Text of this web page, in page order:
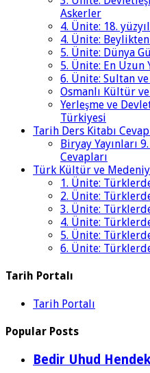
Askerler
4. Ünite: 18.
4. Ünite:
5. Ünite: Dünya
5. Ünite: En Uzun
6. Ünite: Sultan
Osmanlı Kültür ve
Yerleşme ve
Türkiyesi
Tarih Ders Kitabı
Biryay Yayınları
Cevapları
Türk Kültür ve
1. Ünite:
2. Ünite:
3. Ünite:
4. Ünite:
5. Ünite:
6. Ünite:
Tarih Portalı
Tarih Portalı
Popular Posts
Bedir Uhud Hendek